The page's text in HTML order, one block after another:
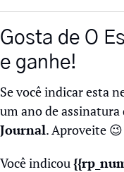
Gosta de O
e ganhe!
Se você indicar esta
um ano de
Journal. Aproveite 😉
Você indicou